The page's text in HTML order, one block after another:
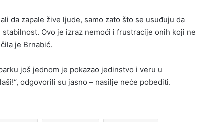
da zapale žive ljude, samo zato što se usuđuju da
Ovo je izraz nemoći i frustracije onih koji ne
je Brnabić.
još jednom je pokazao jedinstvo i veru u
odgovorili su jasno – nasilje neće pobediti.